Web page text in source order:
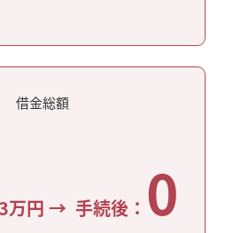
借金総額
万円 → 手続後： 0